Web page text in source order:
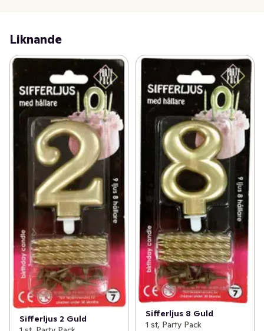
Liknande
Sifferljus 2 Guld
Sifferljus 8 Guld
1 st, Party Pack